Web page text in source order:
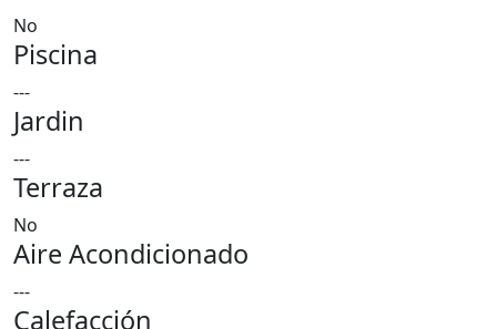
No
Piscina
---
Jardin
---
Terraza
No
Aire Acondicionado
---
Calefacción